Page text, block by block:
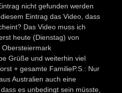
nicht gefunden werden
Eintrag das Video, dass
Das Video muss ich
heute (Dienstag) von
Grüße und weiterhin viel
+ gesamte FamilieP.S.: Nur
Australien auch eine
es unbedingt sein müsste,